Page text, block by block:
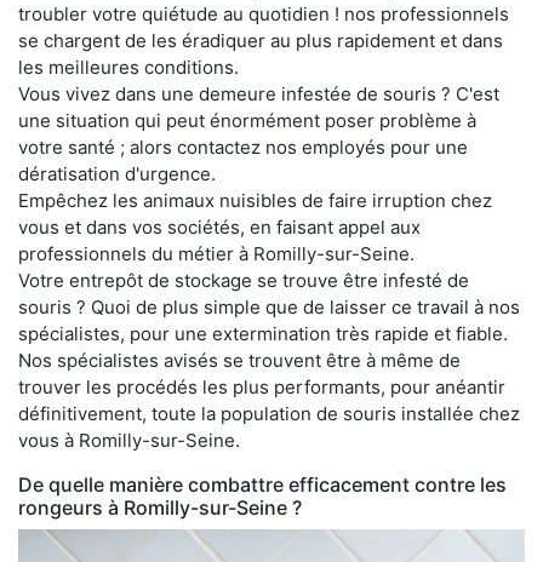
troubler votre quiétude au quotidien ! nos professionnels
se chargent de les éradiquer au plus rapidement et dans
les meilleures conditions.
Vous vivez dans une demeure infestée de souris ? C'est
une situation qui peut énormément poser problème à
votre santé ; alors contactez nos employés pour une
dératisation d'urgence.
Empêchez les animaux nuisibles de faire irruption chez
vous et dans vos sociétés, en faisant appel aux
professionnels du métier à Romilly-sur-Seine.
Votre entrepôt de stockage se trouve être infesté de
souris ? Quoi de plus simple que de laisser ce travail à nos
spécialistes, pour une extermination très rapide et fiable.
Nos spécialistes avisés se trouvent être à même de
trouver les procédés les plus performants, pour anéantir
définitivement, toute la population de souris installée chez
vous à Romilly-sur-Seine.
De quelle manière combattre efficacement contre les
rongeurs à Romilly-sur-Seine ?